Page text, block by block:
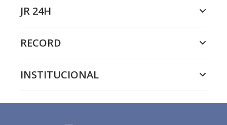
JR 24H
RECORD
INSTITUCIONAL